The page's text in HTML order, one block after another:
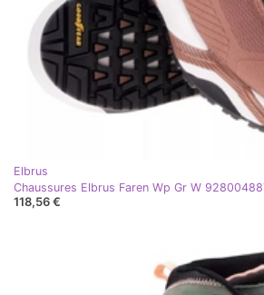
Elbrus
Chaussures Elbrus Faren Wp Gr W
118,56 €